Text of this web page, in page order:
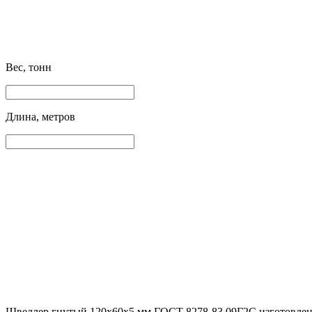
Вес, тонн
Длина, метров